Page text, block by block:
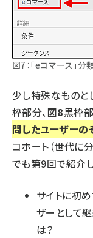
図7：「eコマース」
少し特殊なものと
枠部分、図8黒枠
問したユーザーの
コホート（世代に
でも第9回で紹介し
サイトに初
ザーとして
は？